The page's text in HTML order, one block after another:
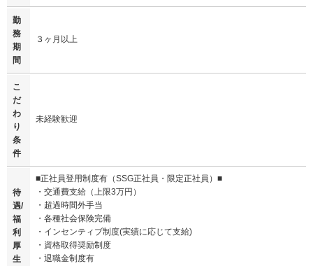
勤
務
期
間
３ヶ月以上
こ
だ
わ
り
条
件
未経験歓迎
待
遇/
福
利
厚
生
■正社員登用制度有（SSG正社員・限定正社員）■
・交通費支給（上限3万円）
・超過時間外手当
・各種社会保険完備
・インセンティブ制度(実績に応じて支給)
・資格取得奨励制度
・退職金制度有